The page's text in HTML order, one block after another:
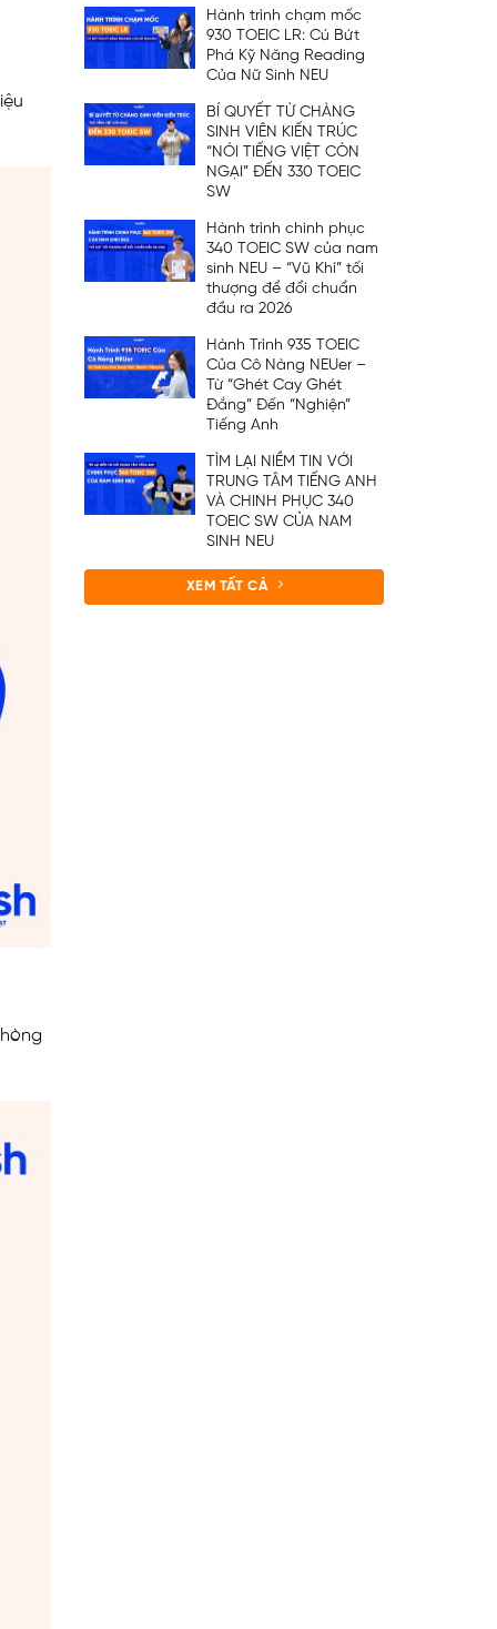
Hành trình chạm mốc
930 TOEIC LR: Cú Bứt
Phá Kỹ Năng Reading
Của Nữ Sinh NEU
BÍ QUYẾT TỪ CHÀNG
SINH VIÊN KIẾN TRÚC
“NÓI TIẾNG VIỆT CÒN
NGẠI” ĐẾN 330 TOEIC
SW
Hành trình chinh phục
340 TOEIC SW của nam
sinh NEU – “Vũ Khí” tối
thượng để đổi chuẩn
đầu ra 2026
Hành Trình 935 TOEIC
Của Cô Nàng NEUer –
Từ “Ghét Cay Ghét
Đắng” Đến “Nghiện”
Tiếng Anh
TÌM LẠI NIỀM TIN VỚI
TRUNG TÂM TIẾNG ANH
VÀ CHINH PHỤC 340
TOEIC SW CỦA NAM
SINH NEU
XEM TẤT CẢ